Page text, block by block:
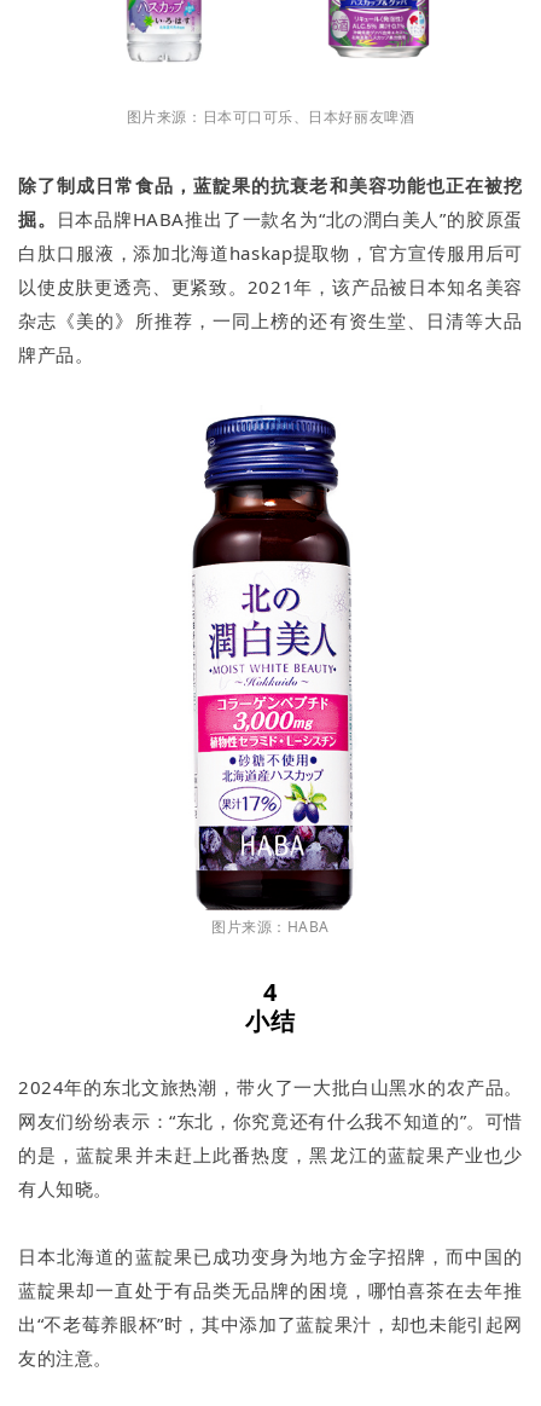
图片来源：日本可口可乐、日本好丽友啤酒
除了制成日常食品，蓝靛果的抗衰老和美容功能也正在被挖
掘。 日本品牌HABA推出了一款名为“北の潤白美人”的胶原蛋
白肽口服液，添加北海道haskap提取物，官方宣传服用后可
以使皮肤更透亮、更紧致。2021年，该产品被日本知名美容
杂志《美的》所推荐，一同上榜的还有资生堂、日清等大品
牌产品。
图片来源：HABA
4
小结
2024年的东北文旅热潮，带火了一大批白山黑水的农产品。
网友们纷纷表示：“东北，你究竟还有什么我不知道的”。可惜
的是，蓝靛果并未赶上此番热度，黑龙江的蓝靛果产业也少
有人知晓。
日本北海道的蓝靛果已成功变身为地方金字招牌，而中国的
蓝靛果却一直处于有品类无品牌的困境，哪怕喜茶在去年推
出“不老莓养眼杯”时，其中添加了蓝靛果汁，却也未能引起网
友的注意。